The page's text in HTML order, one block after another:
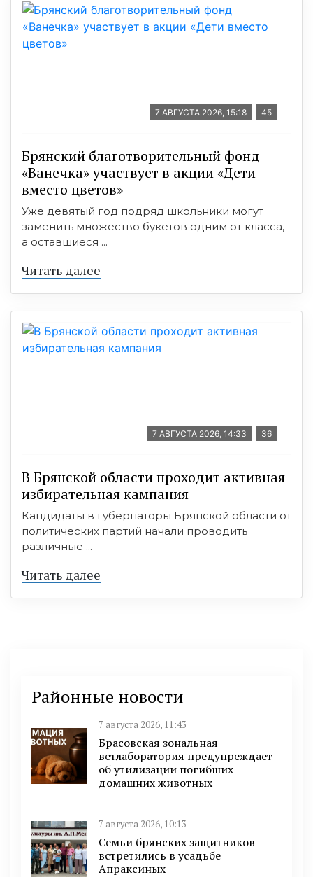
7 АВГУСТА 2026, 15:18 45
Брянский благотворительный фонд
«Ванечка» участвует в акции «Дети
вместо цветов»
Уже девятый год подряд школьники могут
заменить множество букетов одним от класса,
а оставшиеся ...
Читать далее
7 АВГУСТА 2026, 14:33 36
В Брянской области проходит активная
избирательная кампания
Кандидаты в губернаторы Брянской области от
политических партий начали проводить
различные ...
Читать далее
Районные новости
7 августа 2026, 11:43
Брасовская зональная
ветлаборатория предупреждает
об утилизации погибших
домашних животных
7 августа 2026, 10:13
Семьи брянских защитников
встретились в усадьбе
Апраксиных